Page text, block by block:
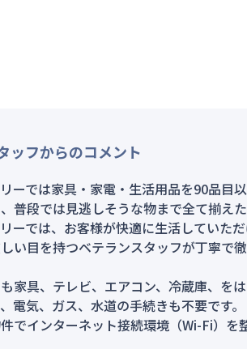
ッフからのコメント
ーでは家具・家電・生活用品を90品目
普段では見逃しそうな物まで全て揃え
ーでは、お客様が快適に生活していた
い目を持つベテランスタッフが丁寧で
家具、テレビ、エアコン、冷蔵庫、を
電気、ガス、水道の手続きも不要です。
でインターネット接続環境（Wi-Fi）を